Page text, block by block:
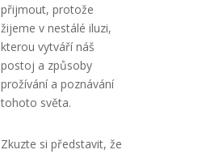
přijmout, protože
žijeme v nestálé iluzi,
kterou vytváří náš
postoj a způsoby
prožívání a poznávání
tohoto světa.
Zkuzte si představit, že